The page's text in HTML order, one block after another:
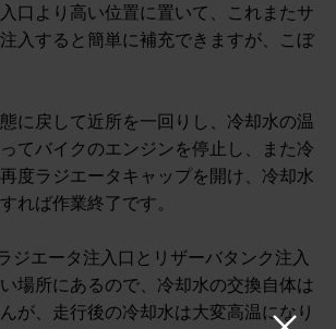
口より高い位置に置いて、これまたサ
入すると簡単に補充できますが、こぼ
に戻して近所を一回りし、冷却水の温
てバイクのエンジンを停止し、また冷
度ラジエータキャップを開け、冷却水
れば作業終了です。
ジエータ注入口とリザーバタンク注入
場所にあるので、冷却水の交換自体は
が、走行後の冷却水は大変高温になり